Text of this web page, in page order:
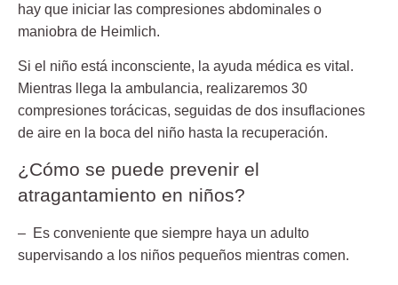
hay que iniciar las compresiones abdominales o
maniobra de Heimlich.
Si el niño está inconsciente, la ayuda médica es vital.
Mientras llega la ambulancia, realizaremos 30
compresiones torácicas, seguidas de dos insuflaciones
de aire en la boca del niño hasta la recuperación.
¿Cómo se puede prevenir el
atragantamiento en niños?
– Es conveniente que siempre haya un adulto
supervisando a los niños pequeños mientras comen.